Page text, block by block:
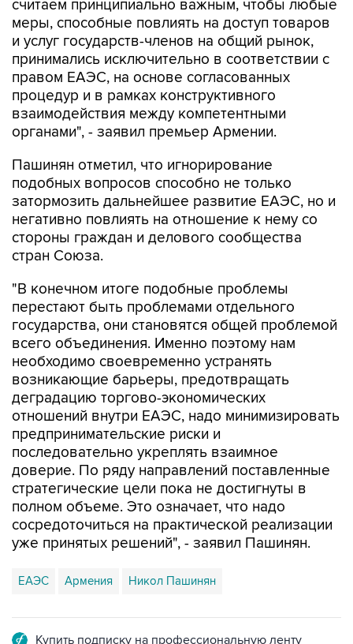
и услуг государств-членов на общий рынок,
принимались исключительно в соответствии с
правом ЕАЭС, на основе согласованных
процедур и в рамках конструктивного
взаимодействия между компетентными
органами", - заявил премьер Армении.
Пашинян отметил, что игнорирование
затормозить дальнейшее развитие ЕАЭС, но и
негативно повлиять на отношение к нему со
стороны граждан и делового сообщества
стран Союза.
"В конечном итоге подобные проблемы
государства, они становятся общей проблемой
всего объединения. Именно поэтому нам
необходимо своевременно устранять
возникающие барьеры, предотвращать
деградацию торгово-экономических
отношений внутри ЕАЭС, надо минимизировать
предпринимательские риски и
последовательно укреплять взаимное
доверие. По ряду направлений поставленные
стратегические цели пока не достигнуты в
полном объеме. Это означает, что надо
сосредоточиться на практической реализации
уже принятых решений", - заявил Пашинян.
ЕАЭС Армения Никол Пашинян
Подписаться на рассылку главных новостей сайта